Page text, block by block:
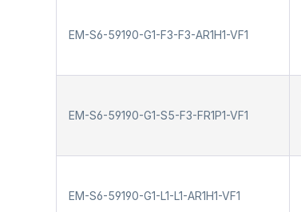
EM-S6-59190-G1-F3-F3-AR1H1-VF1
EM-S6-59190-G1-S5-F3-FR1P1-VF1
EM-S6-59190-G1-L1-L1-AR1H1-VF1